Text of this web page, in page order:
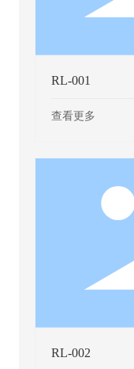
RL-001
查看更多
RL-002